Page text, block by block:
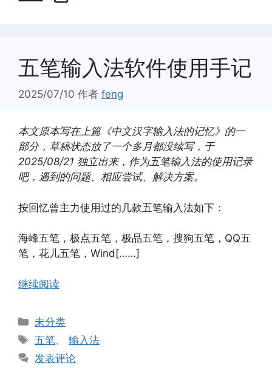
五笔输入法软件使用手记
2025/07/10 作者 feng
本文原本写在上篇《中文汉字输入法的记忆》的一
部分，草稿状态放了一个多月都没续写，于
2025/08/21 独立出来，作为五笔输入法的使用记录
吧，遇到的问题、相应尝试、解决方案。
按回忆曾主力使用过的几款五笔输入法如下：
海峰五笔，极点五笔，极品五笔，搜狗五笔，QQ五
笔，花儿五笔，Wind[……]
继续阅读
分
类
未分类
标
签
五笔、输入法
发表评论